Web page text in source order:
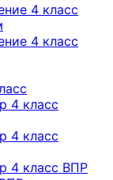
4 класс
4 класс
4 класс
4 класс
4 класс ВПР